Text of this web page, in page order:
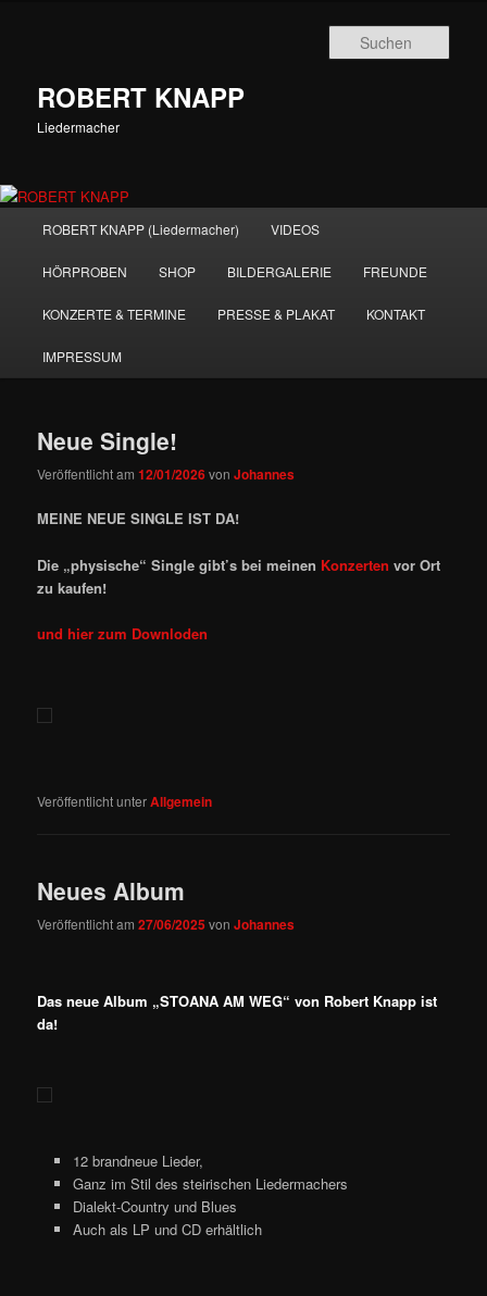
ROBERT KNAPP
Liedermacher
ROBERT KNAPP (Liedermacher) VIDEOS
HÖRPROBEN SHOP BILDERGALERIE FREUNDE
KONZERTE & TERMINE PRESSE & PLAKAT KONTAKT
IMPRESSUM
Neue Single!
Veröffentlicht am12/01/2026vonJohannes
MEINE NEUE SINGLE IST DA!
Die „physische“ Single gibt’s bei meinen Konzerten vor Ort
zu kaufen!
und hier zum Downloden
Veröffentlicht unterAllgemein
Neues Album
Veröffentlicht am27/06/2025 vonJohannes
Das neue Album „STOANA AM WEG“ von Robert Knapp ist
da!
12 brandneue Lieder,
Ganz im Stil des steirischen Liedermachers
Dialekt-Country und Blues
Auch als LP und CD erhältlich